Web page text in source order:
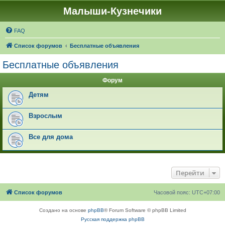
Малыши-Кузнечики
FAQ
Список форумов Бесплатные объявления
Бесплатные объявления
Форум
Детям
Взрослым
Все для дома
Перейти
Список форумов Часовой пояс: UTC+07:00
Создано на основе phpBB® Forum Software © phpBB Limited
Русская поддержка phpBB